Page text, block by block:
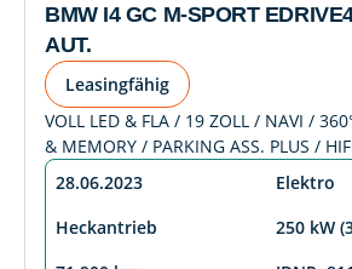
BMW I4 GC M-SPORT
AUT.
Leasingfähig
VOLL LED & FLA / 19 ZOLL / NAVI /
& MEMORY / PARKING ASS. PLUS /
28.06.2023
Elektro
Heckantrieb
250 kW